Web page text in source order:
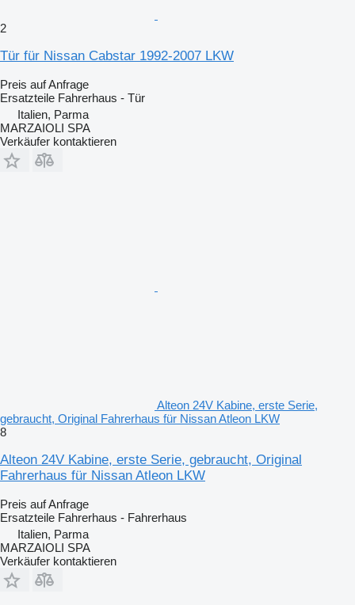
2
Tür für Nissan Cabstar 1992-2007 LKW
Preis auf Anfrage
Ersatzteile Fahrerhaus - Tür
Italien, Parma
MARZAIOLI SPA
Verkäufer kontaktieren
Alteon 24V Kabine, erste Serie,
gebraucht, Original Fahrerhaus für Nissan Atleon LKW
8
Alteon 24V Kabine, erste Serie, gebraucht, Original
Fahrerhaus für Nissan Atleon LKW
Preis auf Anfrage
Ersatzteile Fahrerhaus - Fahrerhaus
Italien, Parma
MARZAIOLI SPA
Verkäufer kontaktieren